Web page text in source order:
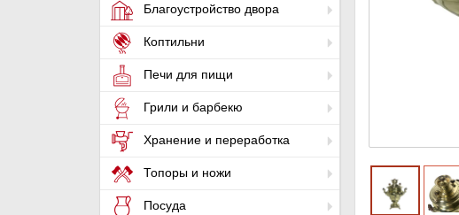
Благоустройство двора
Коптильни
Печи для пищи
Грили и барбекю
Хранение и переработка
Топоры и ножи
Посуда